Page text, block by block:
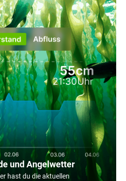
und Angelwetter
hast du die aktuellen